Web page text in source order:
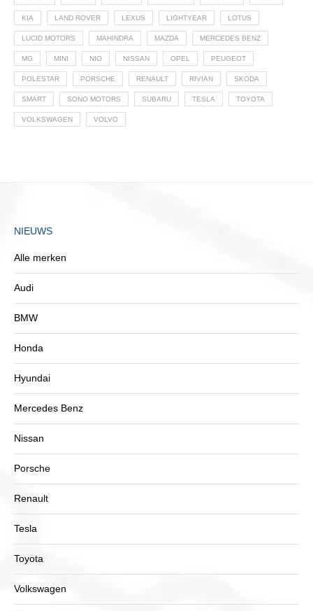
KIA LAND ROVER LEXUS LIGHTYEAR LOTUS
LUCID MOTORS MAHINDRA MAZDA MERCEDES BENZ
MG MINI NIO NISSAN OPEL PEUGEOT
POLESTAR PORSCHE RENAULT RIVIAN SKODA
SMART SONO MOTORS SUBARU TESLA TOYOTA
VOLKSWAGEN VOLVO
NIEUWS
Alle merken
Audi
BMW
Honda
Hyundai
Mercedes Benz
Nissan
Porsche
Renault
Tesla
Toyota
Volkswagen